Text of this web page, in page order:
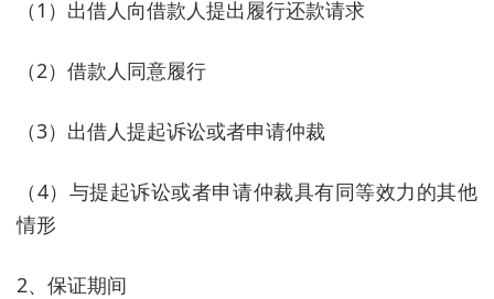
（1）出借人向借款人提出履行还款请求
（2）借款人同意履行
（3）出借人提起诉讼或者申请仲裁
（4）与提起诉讼或者申请仲裁具有同等效力的其他
情形
2、保证期间